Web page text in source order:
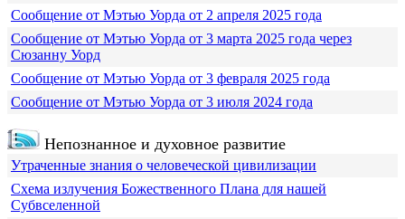
Сообщение от Мэтью Уорда от 2 апреля 2025 года
Сообщение от Мэтью Уорда от 3 марта 2025 года через
Сюзанну Уорд
Сообщение от Мэтью Уорда от 3 февраля 2025 года
Сообщение от Мэтью Уорда от 3 июля 2024 года
Непознанное и духовное развитие
Утраченные знания о человеческой цивилизации
Схема излучения Божественного Плана для нашей
Субвселенной